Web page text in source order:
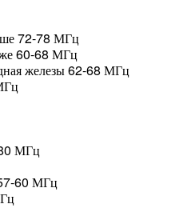
72-78 МГц
60-68 МГц
железы 62-68 МГц
МГц
60 МГц